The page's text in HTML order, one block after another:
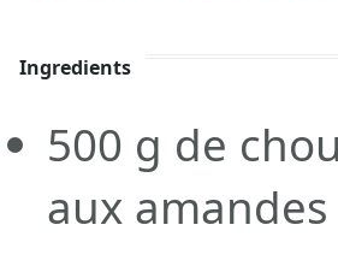
Ingredients
500 g de
aux amandes